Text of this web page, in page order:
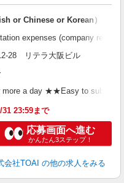
or Chinese or Korean）
expenses (company
28 リテラ大阪ビル
more a day ★★Easy to submit
23:59まで
応募画面へ進む
かんたん3ステップ！
会社TOAI の他の求人をみる